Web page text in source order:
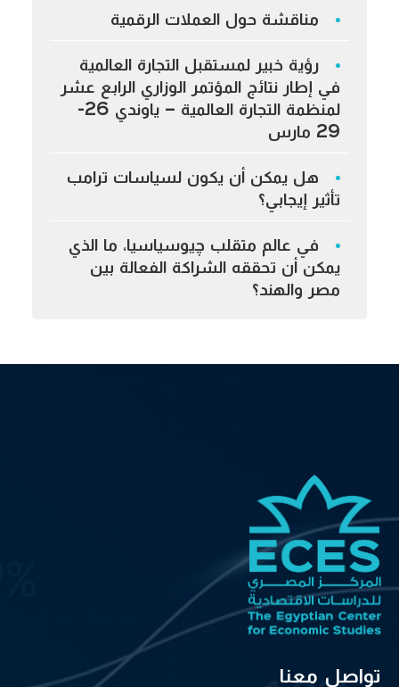
مناقشة حول العملات الرقمية
رؤية خبير لمستقبل التجارة العالمية
في إطار نتائج المؤتمر الوزاري الرابع عشر
لمنظمة التجارة العالمية – ياوندي 26-
29 مارس
هل يمكن أن يكون لسياسات ترامب
تأثير إيجابي؟
في عالم متقلب چيوسياسيا، ما الذي
يمكن أن تحققه الشراكة الفعالة بين
مصر والهند؟
تواصل معنا